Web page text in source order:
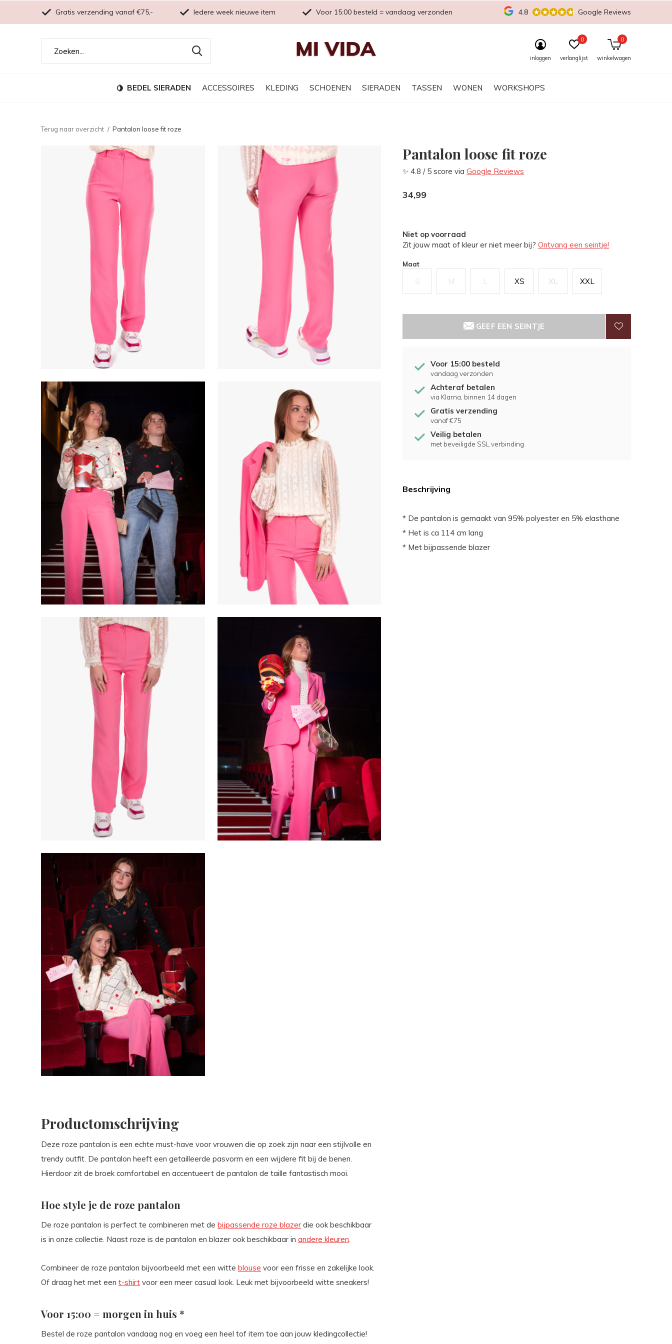
BEDEL SIERADEN ACCESSOIRES KLEDING SCHOENEN SIERADEN TASSEN WONEN WORKSHOPS
inloggen verlanglijst
0
winkelwagen
0
Gratis verzending vanaf €75,- Iedere week nieuwe item Voor 15:00 besteld = vandaag verzonden 4.8 Google Reviews
Terug naar overzicht Pantalon loose fit roze
Pantalon loose fit roze
✨ 4.8 / 5 score via Google Reviews
34,99
Niet op voorraad
Zit jouw maat of kleur er niet meer bij? Ontvang een seintje!
Maat
S M L XS XL XXL
GEEF EEN SEINTJE
Voor 15:00 besteld
vandaag verzonden
Achteraf betalen
via Klarna, binnen 14 dagen
Gratis verzending
vanaf €75
Veilig betalen
met beveiligde SSL verbinding
Beschrijving
* De pantalon is gemaakt van 95% polyester en 5% elasthane
* Het is ca 114 cm lang
* Met bijpassende blazer
Productomschrijving
Deze roze pantalon is een echte must-have voor vrouwen die op zoek zijn naar een stijlvolle en
trendy outfit. De pantalon heeft een getailleerde pasvorm en een wijdere fit bij de benen.
Hierdoor zit de broek comfortabel en accentueert de pantalon de taille fantastisch mooi.
Hoe style je de roze pantalon
De roze pantalon is perfect te combineren met de bijpassende roze blazer die ook beschikbaar
is in onze collectie. Naast roze is de pantalon en blazer ook beschikbaar in andere kleuren.
Combineer de roze pantalon bijvoorbeeld met een witte blouse voor een frisse en zakelijke look.
Of draag het met een t-shirt voor een meer casual look. Leuk met bijvoorbeeld witte sneakers!
Voor 15:00 = morgen in huis *
Bestel de roze pantalon vandaag nog en voeg een heel tof item toe aan jouw kledingcollectie!